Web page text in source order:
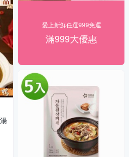
愛上新鮮任選999免運
滿999大優惠